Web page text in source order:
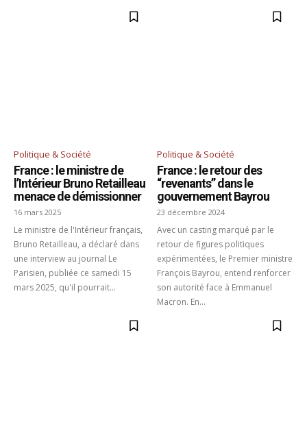
Politique & Société
France : le ministre de
l’Intérieur Bruno Retailleau
menace de démissionner
16 mars 2025
Le ministre de l'Intérieur français,
Bruno Retailleau, a déclaré dans
une interview au journal Le
Parisien, publiée ce samedi 15
mars 2025, qu'il pourrait...
Politique & Société
France : le retour des
“revenants” dans le
gouvernement Bayrou
23 décembre 2024
Avec un casting marqué par le
retour de figures politiques
expérimentées, le Premier ministre
François Bayrou, entend renforcer
son autorité face à Emmanuel
Macron. En...